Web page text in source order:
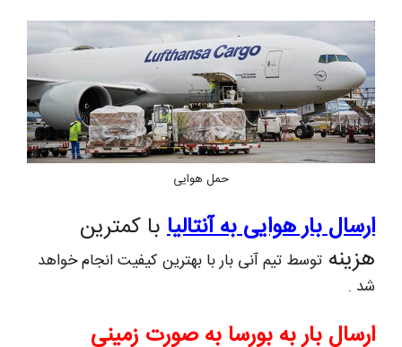
حمل هوایی
ارسال بار هوایی به آنتالیابا کمترین
هزینه توسط تیم آنی بار با بهترین کیفیت انجام خواهد
شد .
ارسال بار به بورسا به صورت زمینی